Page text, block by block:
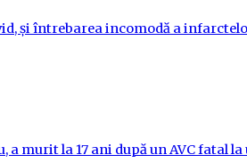
și întrebarea incomodă a
murit la 17 ani după un AVC fatal